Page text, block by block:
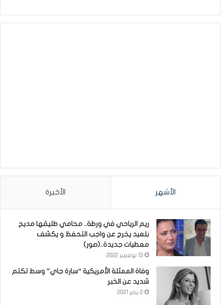
الأشهر الأخيرة
ريم الرياحي في ورطة.. محامي طليقها مديح
بلعيد يخرج عن واجب التحفظ و يكشف
معطيات جديدة..(صور)
13 نوفمبر 2022
وفاة الممثلة الأمريكية “سارة جاي” وسط تكتم
شديد عن الخبر
2 يناير 2021